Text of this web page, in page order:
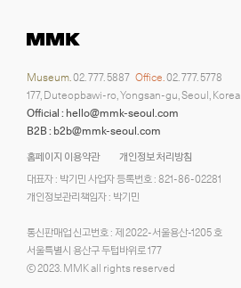
홈페이지 이용약관
개인정보 처리방침
대표자 : 박기민 사업자 등록번호 : 821-86-02281
개인정보관리책임자 : 박기민
통신판매업 신고번호 : 제 2022-서울용산-1205 호
서울특별시 용산구 두텁바위로 177
ⓒ 2023. MMK all rights reserved
Museum. 02. 777. 5887 Office. 02. 777. 5778
177, Duteopbawi-ro, Yongsan-gu, Seoul, Korea
Official : hello@mmk-seoul.com
B2B : b2b@mmk-seoul.com